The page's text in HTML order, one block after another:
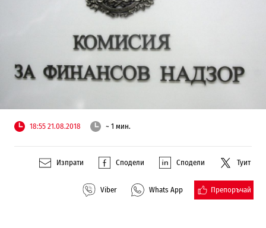
18:55 21.08.2018 ~ 1 мин.
Изпрати Сподели Сподели Туит
Viber Whats App Препоръчай